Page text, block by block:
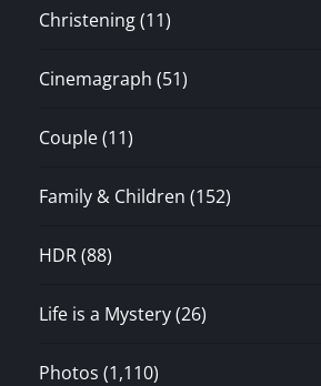
Christening(11)
Cinemagraph (51)
Couple(11)
Family & Children (152)
HDR(88)
Life is a Mystery(26)
Photos (1,110)